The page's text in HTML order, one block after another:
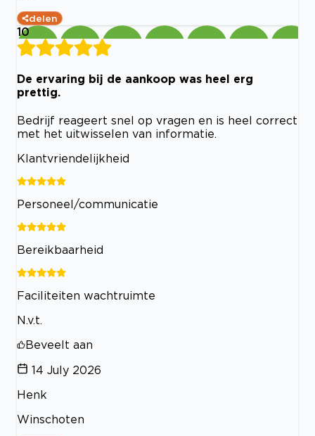
delen
10
De ervaring bij de aankoop was heel erg
prettig.
Bedrijf reageert snel op vragen en is heel correct
met het uitwisselen van informatie.
Klantvriendelijkheid
Personeel/communicatie
Bereikbaarheid
Faciliteiten wachtruimte
N.v.t.
Beveelt aan
14 July 2026
Henk
Winschoten